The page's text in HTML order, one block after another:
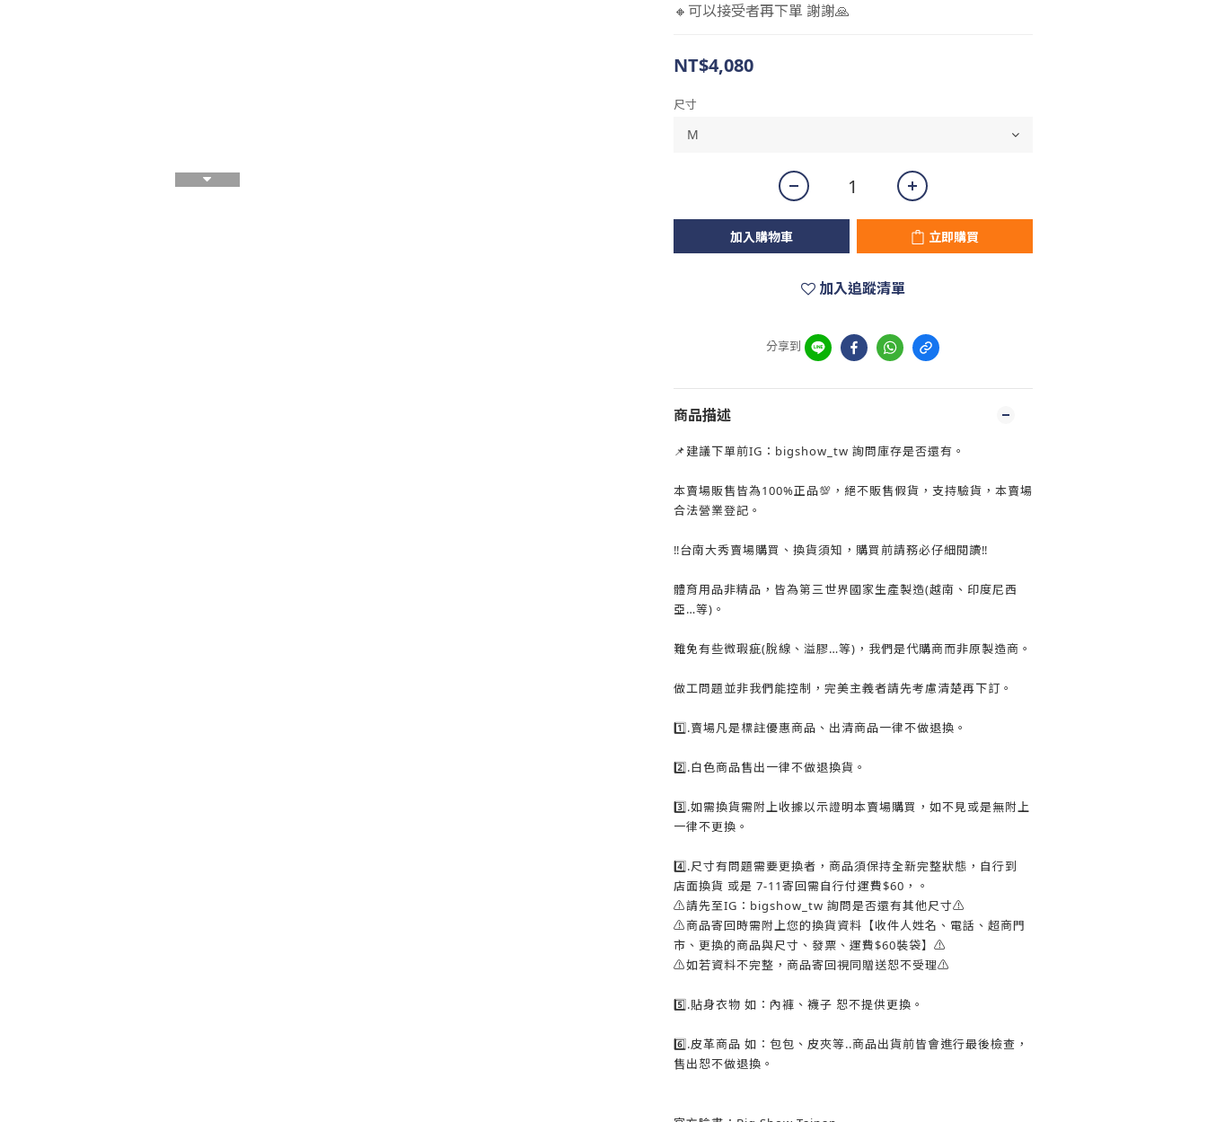
🔸可以接受者再下單 謝謝🙏
NT$4,080
尺寸
加入購物車 立即購買
加入追蹤清單
分享到
商品描述
📌建議下單前IG：bigshow_tw 詢問庫存是否還有。
本賣場販售皆為100%正品💯，絕不販售假貨，支持驗貨，本賣場
合法營業登記。
‼️台南大秀賣場購買、換貨須知，購買前請務必仔細閱讀‼️
體育用品非精品，皆為第三世界國家生產製造(越南、印度尼西
亞…等)。
難免有些微瑕疵(脫線、溢膠…等)，我們是代購商而非原製造商。
做工問題並非我們能控制，完美主義者請先考慮清楚再下訂。
1️⃣.賣場凡是標註優惠商品、出清商品一律不做退換。
2️⃣.白色商品售出一律不做退換貨。
3️⃣.如需換貨需附上收據以示證明本賣場購買，如不見或是無附上
一律不更換。
4️⃣.尺寸有問題需要更換者，商品須保持全新完整狀態，自行到
店面換貨 或是 7-11寄回需自行付運費$60，。
⚠️請先至IG：bigshow_tw 詢問是否還有其他尺寸⚠️
⚠️商品寄回時需附上您的換貨資料【收件人姓名、電話、超商門
市、更換的商品與尺寸、發票、運費$60裝袋】⚠️
⚠️如若資料不完整，商品寄回視同贈送恕不受理⚠️
5️⃣.貼身衣物 如：內褲、襪子 恕不提供更換。
6️⃣.皮革商品 如：包包、皮夾等..商品出貨前皆會進行最後檢查，
售出恕不做退換。